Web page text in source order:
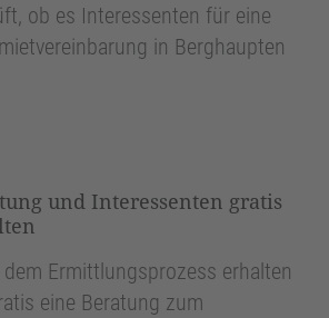
ob es Interessenten für eine
in Berghaupten
und Interessenten gratis
dem Ermittlungsprozess erhalten
eine Beratung zum